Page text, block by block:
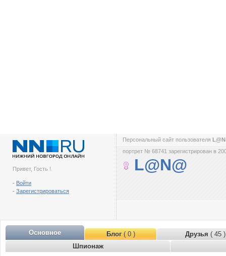
Привет, Гость !
- Войти
- Зарегистрироваться
Персональный сайт пользователя
портрет № 68741 зарегистрирован в
L@N@
Основное Блог( 0 ) Друзья ( 45 )
Шпионаж